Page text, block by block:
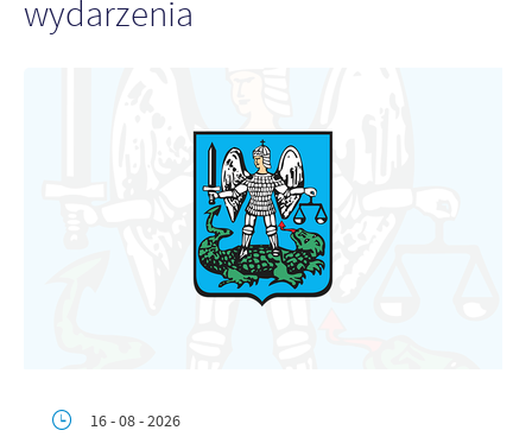
wydarzenia
16 - 08 - 2026
treści w postaci wiadomości, ofert, komunikatów mediów